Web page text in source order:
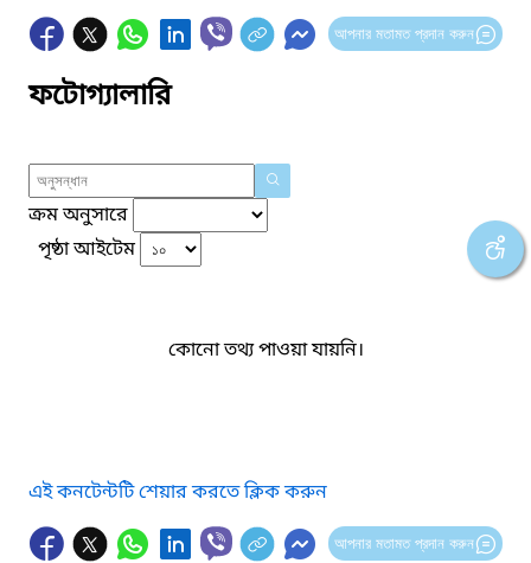
আপনার মতামত প্রদান করুন
ফটোগ্যালারি
ক্রম অনুসারে
পৃষ্ঠা আইটেম
কোনো তথ্য পাওয়া যায়নি।
এই কনটেন্টটি শেয়ার করতে ক্লিক করুন
আপনার মতামত প্রদান করুন